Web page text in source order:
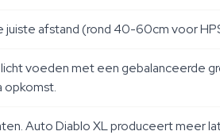
afstand (rond 40-60cm voor
voeden met een gebalanceerde
opkomst.
Auto Diablo XL produceert meer